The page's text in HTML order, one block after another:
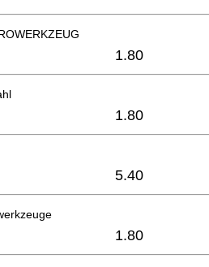
1.80
1.80
5.40
1.80